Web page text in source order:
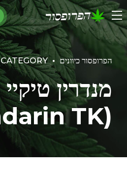
הפרופסור כיוונים CATEGORY
מנדרין טיקיי
(Mandarin TK)